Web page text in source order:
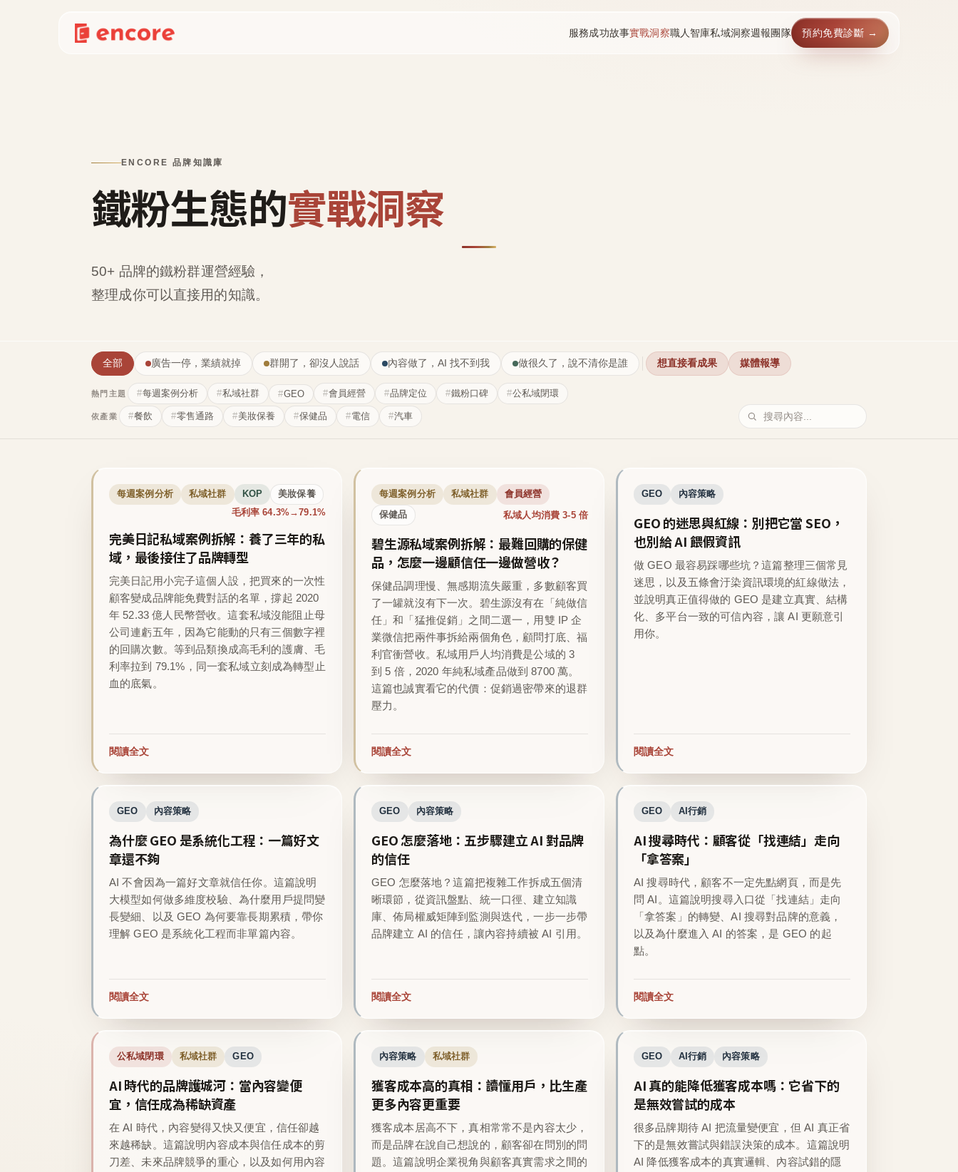
服務成功故事實戰洞察職人智庫私域洞察週報團隊 預約免費診斷 →
ENCORE 品牌知識庫
鐵粉生態的實戰洞察
50+ 品牌的鐵粉群運營經驗，
整理成你可以直接用的知識。
全部 廣告一停，業績就掉 群開了，卻沒人說話 內容做了，AI 找不到我 做很久了，說不清你是誰 想直接看成果 媒體報導
熱門主題 每週案例分析 私域社群 GEO 會員經營 品牌定位 鐵粉口碑 公私域閉環
依產業 餐飲 零售通路 美妝保養 保健品 電信 汽車
每週案例分析 私域社群 KOP 美妝保養
毛利率 64.3%→79.1%
完美日記私域案例拆解：養了三年的私
域，最後接住了品牌轉型
完美日記用小完子這個人設，把買來的一次性
顧客變成品牌能免費對話的名單，撐起 2020
年 52.33 億人民幣營收。這套私域沒能阻止母
公司連虧五年，因為它能動的只有三個數字裡
的回購次數。等到品類換成高毛利的護膚、毛
利率拉到 79.1%，同一套私域立刻成為轉型止
血的底氣。
閱讀全文
每週案例分析 私域社群 會員經營
保健品 私域人均消費 3-5 倍
碧生源私域案例拆解：最難回購的保健
品，怎麼一邊顧信任一邊做營收？
保健品調理慢、無感期流失嚴重，多數顧客買
了一罐就沒有下一次。碧生源沒有在「純做信
任」和「猛推促銷」之間二選一，用雙 IP 企
業微信把兩件事拆給兩個角色，顧問打底、福
利官衝營收。私域用戶人均消費是公域的 3
到 5 倍，2020 年純私域產品做到 8700 萬。
這篇也誠實看它的代價：促銷過密帶來的退群
壓力。
閱讀全文
GEO 內容策略
GEO 的迷思與紅線：別把它當 SEO，
也別給 AI 餵假資訊
做 GEO 最容易踩哪些坑？這篇整理三個常見
迷思，以及五條會汙染資訊環境的紅線做法，
並說明真正值得做的 GEO 是建立真實、結構
化、多平台一致的可信內容，讓 AI 更願意引
用你。
閱讀全文
GEO 內容策略
為什麼 GEO 是系統化工程：一篇好文
章還不夠
AI 不會因為一篇好文章就信任你。這篇說明
大模型如何做多維度校驗、為什麼用戶提問變
長變細、以及 GEO 為何要靠長期累積，帶你
理解 GEO 是系統化工程而非單篇內容。
閱讀全文
GEO 內容策略
GEO 怎麼落地：五步驟建立 AI 對品牌
的信任
GEO 怎麼落地？這篇把複雜工作拆成五個清
晰環節，從資訊盤點、統一口徑、建立知識
庫、佈局權威矩陣到監測與迭代，一步一步帶
品牌建立 AI 的信任，讓內容持續被 AI 引用。
閱讀全文
GEO AI行銷
AI 搜尋時代：顧客從「找連結」走向
「拿答案」
AI 搜尋時代，顧客不一定先點網頁，而是先
問 AI。這篇說明搜尋入口從「找連結」走向
「拿答案」的轉變、AI 搜尋對品牌的意義，
以及為什麼進入 AI 的答案，是 GEO 的起
點。
閱讀全文
公私域閉環 私域社群 GEO
AI 時代的品牌護城河：當內容變便
宜，信任成為稀缺資產
在 AI 時代，內容變得又快又便宜，信任卻越
來越稀缺。這篇說明內容成本與信任成本的剪
刀差、未來品牌競爭的重心，以及如何用內容
內容策略 私域社群
獲客成本高的真相：讀懂用戶，比生產
更多內容更重要
獲客成本居高不下，真相常常不是內容太少，
而是品牌在說自己想說的，顧客卻在問別的問
題。這篇說明企業視角與顧客真實需求之間的
GEO AI行銷 內容策略
AI 真的能降低獲客成本嗎：它省下的
是無效嘗試的成本
很多品牌期待 AI 把流量變便宜，但 AI 真正省
下的是無效嘗試與錯誤決策的成本。這篇說明
AI 降低獲客成本的真實邏輯、內容試錯的隱